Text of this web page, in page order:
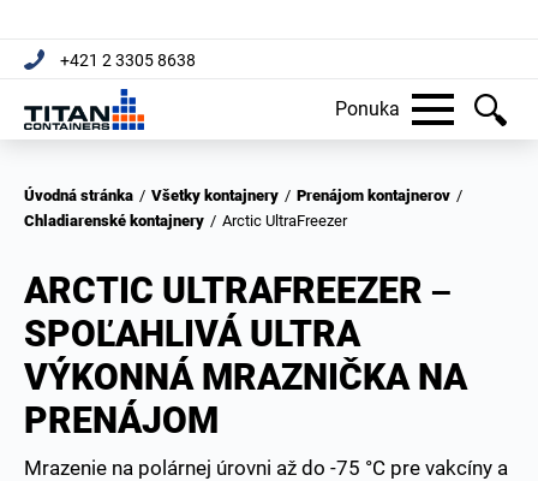
+421 2 3305 8638
Ponuka
Úvodná stránka / Všetky kontajnery / Prenájom kontajnerov /
Chladiarenské kontajnery / Arctic UltraFreezer
ARCTIC ULTRAFREEZER –
SPOĽAHLIVÁ ULTRA
VÝKONNÁ MRAZNIČKA NA
PRENÁJOM
Mrazenie na polárnej úrovni až do -75 °C pre vakcíny a